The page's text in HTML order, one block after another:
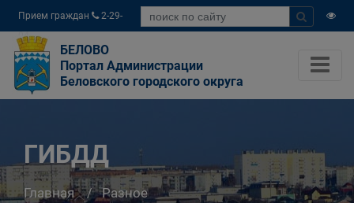
Прием граждан
2-29-
04
БЕЛОВО
Портал Администрации
Беловского городского округа
ГИБДД
Главная
Разное